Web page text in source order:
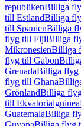
republikenBilliga
till EstlandBilliga
till SpanienBilliga
flyg till FijiBilliga
MikronesienBilliga
flyg till Gabon
GrenadaBilliga flyg
flyg till Ghana
GrönlandBilliga
till Ekvatorialguinea
GuatemalaBilliga